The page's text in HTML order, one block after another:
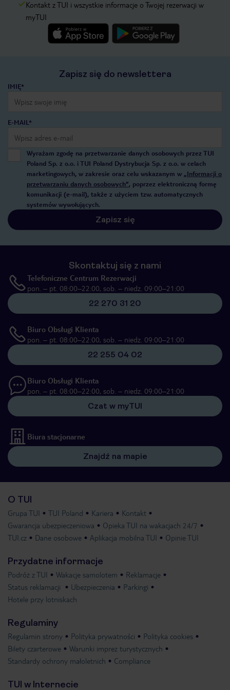
Kontakt z TUI i wszystkie informacje o Twojej rezerwacji w
myTUI
Zapisz się do newslettera
IMIĘ*
E-MAIL*
Wyrażam zgodę na przetwarzanie danych osobowych przez TUI
Poland Sp. z o.o. i TUI Poland Dystrybucja Sp. z o.o. w celach
marketingowych, w zakresie oraz celu wskazanym w „Informacji o
przetwarzaniu danych osobowych”, poprzez elektroniczną formę
komunikacji (e-mail), także z użyciem tzw. automatycznych
systemów wywołujących.
Zapisz się
Skontaktuj się z nami
Telefoniczne Centrum Rezerwacji
pon. – pt. 08:00–22:00, sob. – niedz. 09:00–21:00
22 270 31 20
Biuro Obsługi Klienta
pon. – pt. 08:00–22:00, sob. – niedz. 09:00–21:00
22 255 04 02
Biuro Obsługi Klienta
pon. – pt. 08:00–22:00, sob. – niedz. 09:00–21:00
Czat w myTUI
Biura stacjonarne
Znajdź na mapie
O TUI
Grupa TUI TUI Poland Kariera
Kontakt
Gwarancja ubezpieczeniowa
Opieka TUI na wakacjach 24/7
TUI.cz
Dane osobowe Aplikacja mobilna TUI Opinie TUI
Przydatne informacje
Podróż z TUI Wakacje samolotem
Reklamacje
Status reklamacji
Ubezpieczenia
Parkingi
Hotele przy lotniskach
Regulaminy
Regulamin strony Polityka prywatności
Polityka cookies
Bilety czarterowe
Warunki imprez turystycznych
Standardy ochrony małoletnich
Compliance
TUI w Internecie